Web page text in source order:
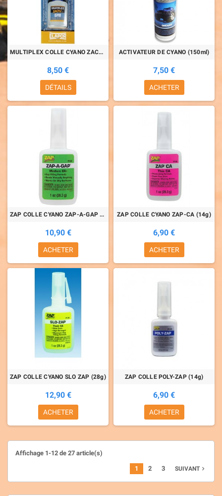
MULTIPLEX COLLE CYANO ZACKI 2 (20g)
8,50 €
DÉTAILS
ACTIVATEUR DE CYANO (150ml)
7,50 €
ACHETER
ZAP COLLE CYANO ZAP-A-GAP (28g)
10,90 €
ACHETER
ZAP COLLE CYANO ZAP-CA (14g)
6,90 €
ACHETER
ZAP COLLE CYANO SLO ZAP (28g)
12,90 €
ACHETER
ZAP COLLE POLY-ZAP (14g)
6,90 €
ACHETER
Affichage 1-12 de 27 article(s)
1 2 3 SUIVANTnavigate_next